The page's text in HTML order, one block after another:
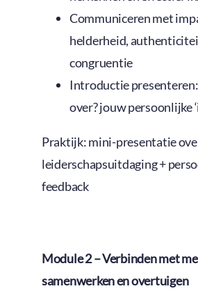
Communiceren met
helderheid,
congruentie
Introductie
over? jouw persoonlijke
Praktijk: mini-presentatie
leiderschapsuitdaging +
feedback
Module 2 – Verbinden met
samenwerken en overtuigen